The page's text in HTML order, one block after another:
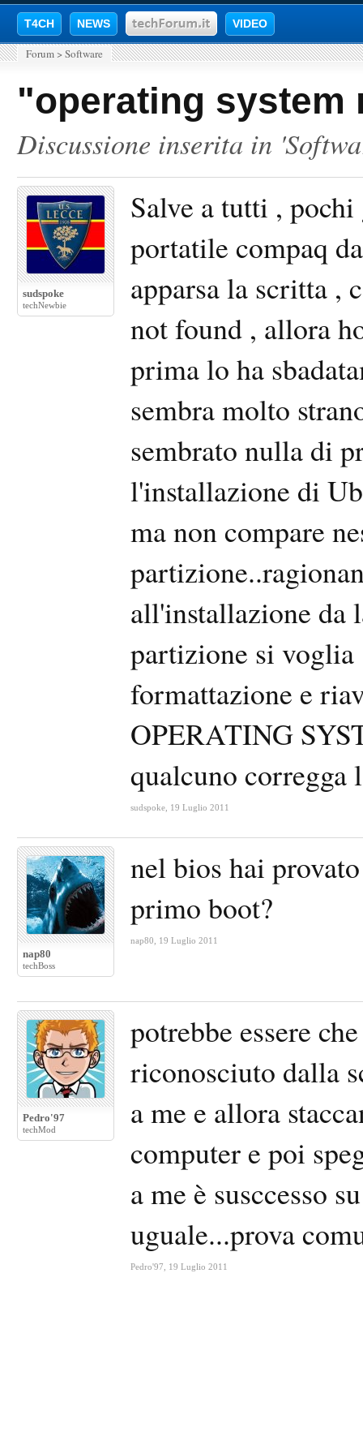
T4CH NEWS VIDEO
Forum > Software
"operating system
Discussione inserita in '
sudspoke
techNewbie
Salve a tutti ,
portatile compaq
apparsa la scritta ,
not found , allora
prima lo ha
sembra molto
sembrato nulla di
l'installazione di
ma non compare
all'installazione da
partizione si
formattazione e
OPERATING
qualcuno corregga
sudspoke 19 Luglio 2011
nap80
techBoss
nel bios hai
primo boot?
nap80 19 Luglio 2011
Pedro'97
techMod
potrebbe essere
riconosciuto dalla
a me e allora
computer e poi
a me è susccesso
uguale...prova
Pedro'97 19 Luglio 2011